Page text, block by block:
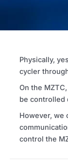
Physically,
cycler
On the MZTC
be controlled
However, we
control the